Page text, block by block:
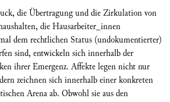
die Übertragung und die Zirkulation von
die Hausarbeiter_innen
dem rechtlichen Status (undokumentierter)
sind, entwickeln sich innerhalb der
ihrer Emergenz. Affekte legen nicht nur
zeichnen sich innerhalb einer konkreten
Arena ab. Obwohl sie aus den